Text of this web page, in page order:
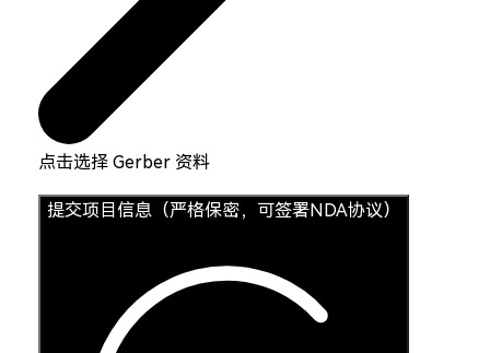
点击选择 Gerber 资料
提交项目信息（严格保密，可签署NDA协议）